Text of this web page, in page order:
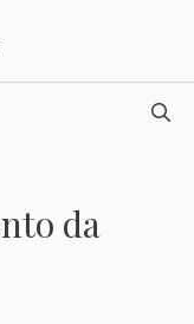
da